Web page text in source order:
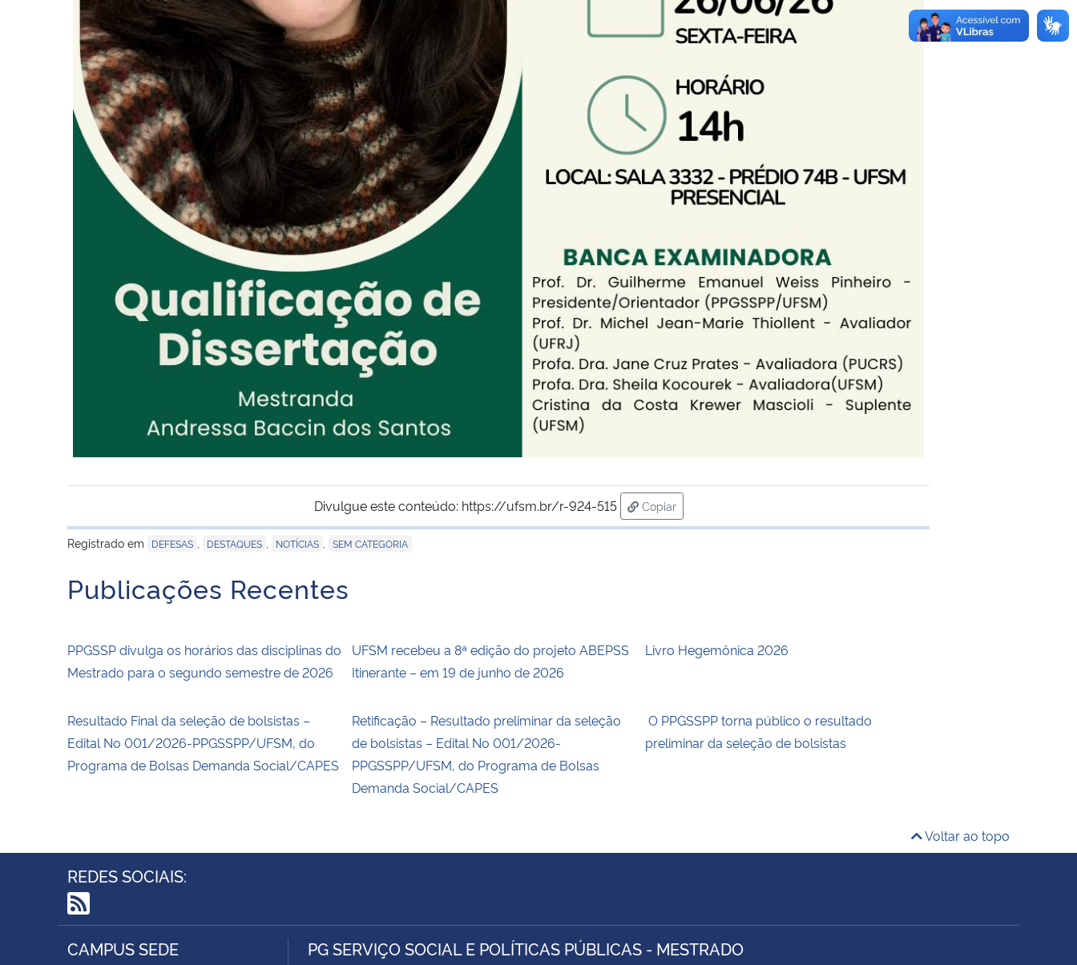
Divulgue este conteúdo: https://ufsm.br/r-924-515
Copiar
para área de transferência
Registrado em
DEFESAS DESTAQUES NOTÍCIAS SEM CATEGORIA
Publicações Recentes
PPGSSP divulga os horários das disciplinas do
Mestrado para o segundo semestre de 2026
UFSM recebeu a 8ª edição do projeto ABEPSS
Itinerante – em 19 de junho de 2026
Livro Hegemônica 2026
Resultado Final da seleção de bolsistas –
Edital No 001/2026-PPGSSPP/UFSM, do
Programa de Bolsas Demanda Social/CAPES
Retificação – Resultado preliminar da seleção
de bolsistas – Edital No 001/2026-
PPGSSPP/UFSM, do Programa de Bolsas
Demanda Social/CAPES
O PPGSSPP torna público o resultado
preliminar da seleção de bolsistas
Voltar ao topo
REDES SOCIAIS:
RSS
CAMPUS SEDE PG SERVIÇO SOCIAL E POLÍTICAS PÚBLICAS - MESTRADO